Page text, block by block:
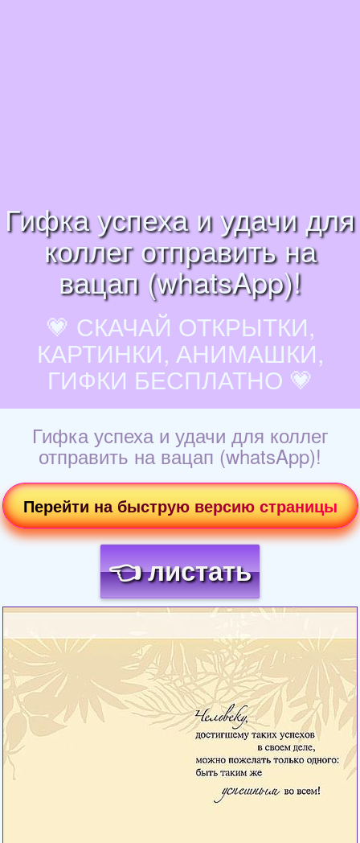
Гифка успеха и удачи для
коллег отправить на
вацап (whatsApp)!
💗 СКАЧАЙ ОТКРЫТКИ,
КАРТИНКИ, АНИМАШКИ,
ГИФКИ БЕСПЛАТНО 💗
Гифка успеха и удачи для коллег
отправить на вацап (whatsApp)!
Перейти на быструю версию страницы
👈 листать
Загрузка картинки...